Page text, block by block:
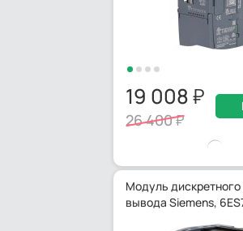
19 008
26 400
Модуль
вывода Siemens,